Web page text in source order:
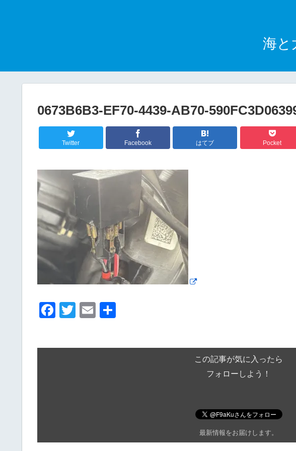
海と
0673B6B3-EF70-4439-AB70-
Twitter Facebook はてブ Pocket
F
T
E
この記事が気に入ったら
フォローしよう！
最新情報をお届けします。